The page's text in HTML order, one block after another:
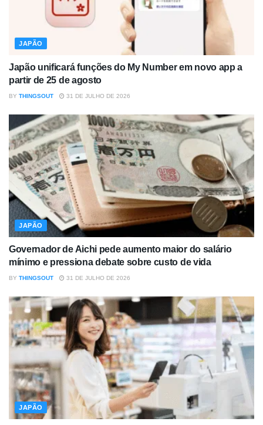
JAPÃO
Japão unificará funções do My Number em novo app a
partir de 25 de agosto
BY THINGSOUT 31 DE JULHO DE 2026
JAPÃO
Governador de Aichi pede aumento maior do salário
mínimo e pressiona debate sobre custo de vida
BY THINGSOUT 31 DE JULHO DE 2026
JAPÃO